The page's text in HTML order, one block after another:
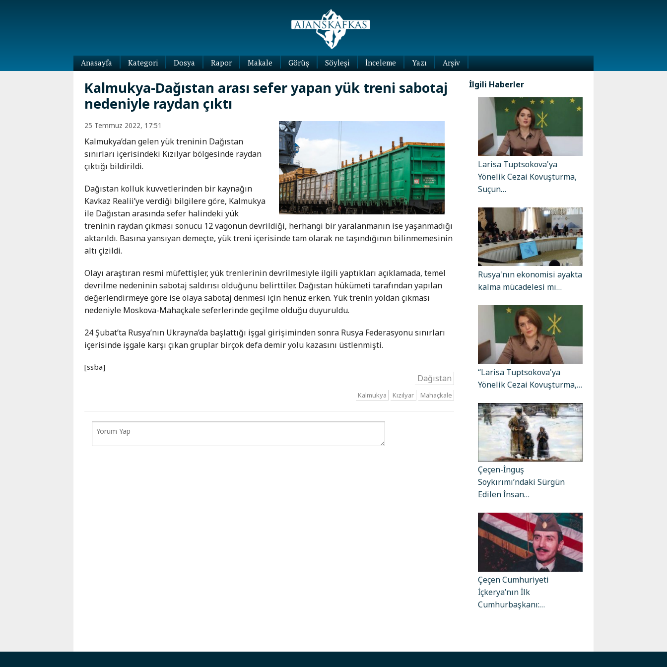
Anasayfa
Kategori
Dünya
Kafkasya
Abhazya
Adıgey
Çeçenya
Dağıstan
Güney
İnguşetya
Kabardey-
Balkar
Karaçay-
Çerkes
Kuzey
Stavropol
Kafkas-
Ötesi
Azerbaycan
Ermenistan
Gürcistan
Dosya Rapor Makale Görüş Söyleşi İnceleme
Yazı
Yazıları
Arşiv
Kalmukya-Dağıstan arası sefer yapan yük treni sabotaj
nedeniyle raydan çıktı
25 Temmuz 2022, 17:51
Kalmukya’dan gelen yük treninin Dağıstan
sınırları içerisindeki Kızılyar bölgesinde raydan
çıktığı bildirildi.
Dağıstan kolluk kuvvetlerinden bir kaynağın
Kavkaz Realii’ye verdiği bilgilere göre, Kalmukya
ile Dağıstan arasında sefer halindeki yük
treninin raydan çıkması sonucu 12 vagonun devrildiği, herhangi bir yaralanmanın ise yaşanmadığı
aktarıldı. Basına yansıyan demeçte, yük treni içerisinde tam olarak ne taşındığının bilinmemesinin
altı çizildi.
Olayı araştıran resmi müfettişler, yük trenlerinin devrilmesiyle ilgili yaptıkları açıklamada, temel
devrilme nedeninin sabotaj saldırısı olduğunu belirttiler. Dağıstan hükümeti tarafından yapılan
değerlendirmeye göre ise olaya sabotaj denmesi için henüz erken. Yük trenin yoldan çıkması
nedeniyle Moskova-Mahaçkale seferlerinde geçilme olduğu duyuruldu.
24 Şubat’ta Rusya’nın Ukrayna’da başlattığı işgal girişiminden sonra Rusya Federasyonu sınırları
içerisinde işgale karşı çıkan gruplar birçok defa demir yolu kazasını üstlenmişti.
[ssba]
Dağıstan
Kalmukya Kızılyar Mahaçkale
İlgili Haberler
Larisa Tuptsokova'ya
Yönelik Cezai Kovuşturma,
Suçun…
Rusya'nın ekonomisi ayakta
kalma mücadelesi mı…
“Larisa Tuptsokova'ya
Yönelik Cezai Kovuşturma,…
Çeçen-İnguş
Soykırımı’ndaki Sürgün
Edilen İnsan…
Çeçen Cumhuriyeti
İçkerya’nın İlk
Cumhurbaşkanı:…